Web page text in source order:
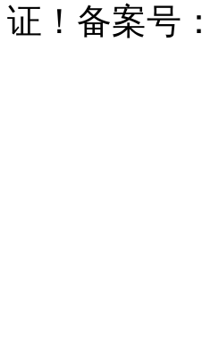
证！备案号：